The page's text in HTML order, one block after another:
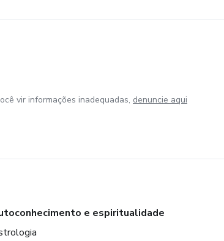
vir informações inadequadas, denuncie aqui
e espiritualidade